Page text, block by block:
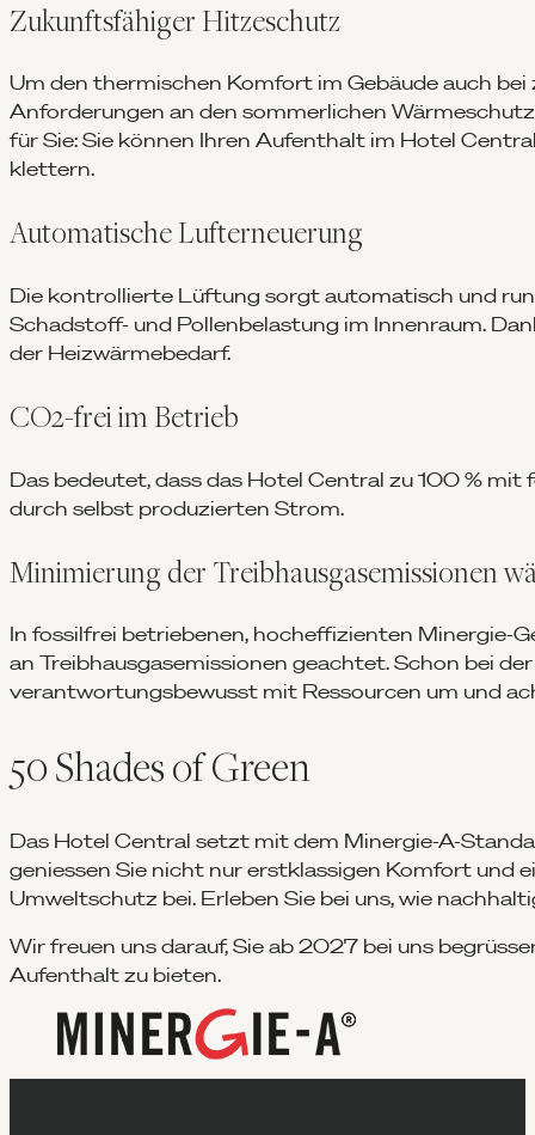
Zukunftsfähiger Hitzeschutz
Um den thermischen Komfort im Gebäude auch
Anforderungen an den sommerlichen
für Sie: Sie können Ihren Aufenthalt im Hotel
klettern.
Automatische Lufterneuerung
Die kontrollierte Lüftung sorgt automatisch und
Schadstoff- und Pollenbelastung im Innenraum.
der Heizwärmebedarf.
CO2-frei im Betrieb
Das bedeutet, dass das Hotel Central zu 100 %
durch selbst produzierten Strom.
Minimierung der Treibhausgasemissionen
In fossilfrei betriebenen, hocheffizienten Minergie-
an Treibhausgasemissionen geachtet. Schon bei
verantwortungsbewusst mit Ressourcen um und
50 Shades of Green
Das Hotel Central setzt mit dem Minergie-A-
geniessen Sie nicht nur erstklassigen Komfort und
Umweltschutz bei. Erleben Sie bei uns, wie
Wir freuen uns darauf, Sie ab 2027 bei uns
Aufenthalt zu bieten.